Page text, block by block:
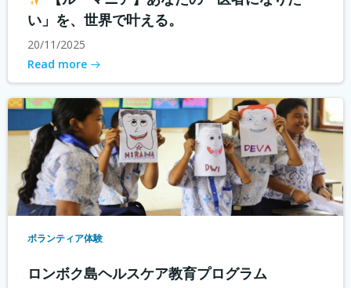
い」を、世界で叶える。
20/11/2025
Read more
ボランティア体験
ロンボク島ヘルスケア教育プログラム